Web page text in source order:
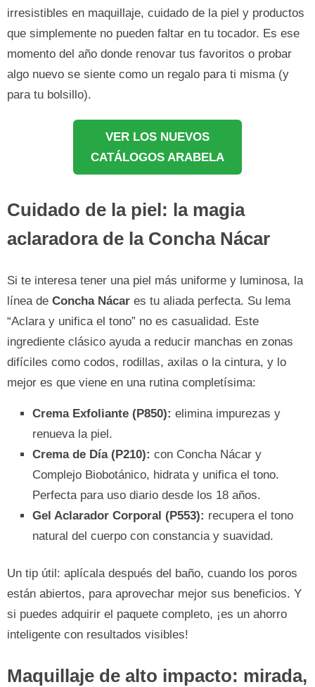
irresistibles en maquillaje, cuidado de la piel y productos
que simplemente no pueden faltar en tu tocador. Es ese
momento del año donde renovar tus favoritos o probar
algo nuevo se siente como un regalo para ti misma (y
para tu bolsillo).
VER LOS NUEVOS
CATÁLOGOS ARABELA
Cuidado de la piel: la magia
aclaradora de la Concha Nácar
Si te interesa tener una piel más uniforme y luminosa, la
línea de Concha Nácar es tu aliada perfecta. Su lema
“Aclara y unifica el tono” no es casualidad. Este
ingrediente clásico ayuda a reducir manchas en zonas
difíciles como codos, rodillas, axilas o la cintura, y lo
mejor es que viene en una rutina completísima:
Crema Exfoliante (P850): elimina impurezas y
renueva la piel.
Crema de Día (P210): con Concha Nácar y
Complejo Biobotánico, hidrata y unifica el tono.
Perfecta para uso diario desde los 18 años.
Gel Aclarador Corporal (P553): recupera el tono
natural del cuerpo con constancia y suavidad.
Un tip útil: aplícala después del baño, cuando los poros
están abiertos, para aprovechar mejor sus beneficios. Y
si puedes adquirir el paquete completo, ¡es un ahorro
inteligente con resultados visibles!
Maquillaje de alto impacto: mirada,